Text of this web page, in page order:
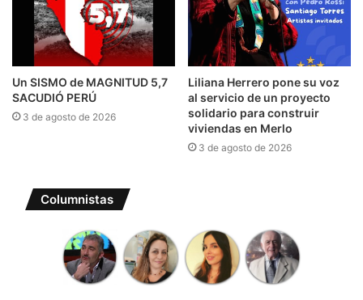
Un SISMO de MAGNITUD 5,7
SACUDIÓ PERÚ
3 de agosto de 2026
Liliana Herrero pone su voz
al servicio de un proyecto
solidario para construir
viviendas en Merlo
3 de agosto de 2026
Columnistas